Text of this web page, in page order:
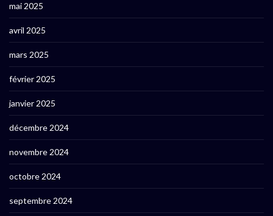
mai 2025
avril 2025
mars 2025
février 2025
janvier 2025
décembre 2024
novembre 2024
octobre 2024
septembre 2024